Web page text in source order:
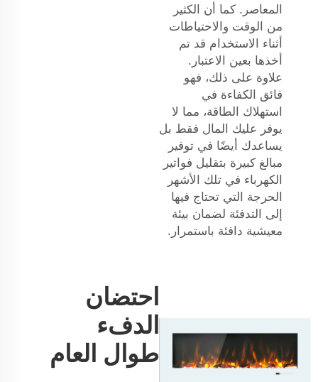
المعاصر. كما أن الكثير
من الوقت والاحتياطات
أثناء الاستخدام قد تم
أخذها بعين الاعتبار.
علاوة على ذلك، فهو
فائق الكفاءة في
استهلاك الطاقة، مما لا
يوفر عليك المال فقط بل
يساعدك أيضًا في توفير
مبالغ كبيرة بتقليل فواتير
الكهرباء في تلك الأشهر
الحرجة التي تحتاج فيها
إلى التدفئة لضمان بيئة
معيشية دافئة باستمرار.
احتضان
الدفء
طوال العام